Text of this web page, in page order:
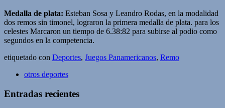
Medalla de plata: Esteban Sosa y Leandro Rodas, en la modalidad
dos remos sin timonel, lograron la primera medalla de plata. para los
celestes Marcaron un tiempo de 6.38:82 para subirse al podio como
segundos en la competencia.
etiquetado con Deportes, Juegos Panamericanos, Remo
otros deportes
Entradas recientes